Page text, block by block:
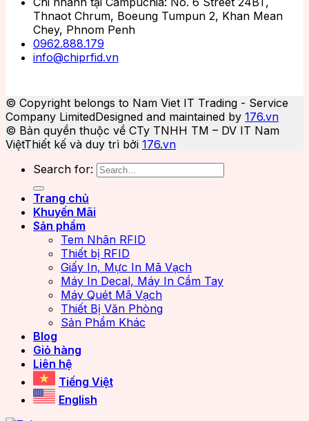
Thnaot Chrum, Boeung Tumpun 2, Khan Mean
Chey, Phnom Penh
0962.888.179
info@chiprfid.vn
© Copyright belongs to Nam Viet IT Trading - Service
Company LimitedDesigned and maintained by 176.vn
© Bản quyền thuộc về CTy TNHH TM – DV IT Nam
ViệtThiết kế và duy trì bởi 176.vn
Search for:
Trang chủ
Khuyến Mãi
Sản phẩm
Tem Nhãn RFID
Thiết bị RFID
Giấy In, Mực In Mã Vạch
Máy In Decal, Máy In Cầm Tay
Máy Quét Mã Vạch
Thiết Bị Văn Phòng
Sản Phẩm Khác
Blog
Giỏ hàng
Liên hệ
Tiếng Việt
English